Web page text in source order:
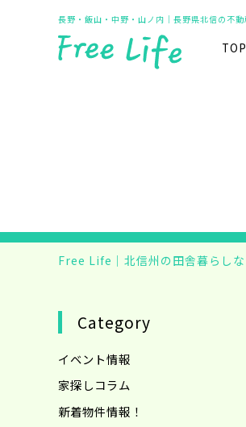
長野・飯山・中野・山ノ内｜長野県北信の不
TOP
Free Life｜北信州の田舎暮らし
Category
イベント情報
家探しコラム
新着物件情報！